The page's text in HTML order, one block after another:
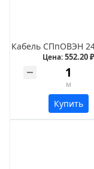
Кабель СПпОВЭН
Цена:552.20 ₽
м
Купить